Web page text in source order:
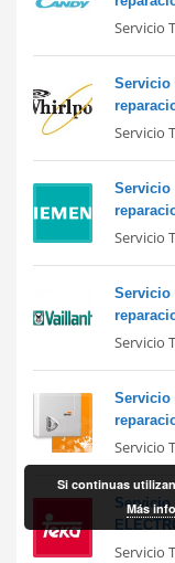
Servicio
Servicio
Servicio
Servicio
Servicio
Servicio
Servicio
Servicio
Servicio
Servicio
Servicio
Si continuas
Más